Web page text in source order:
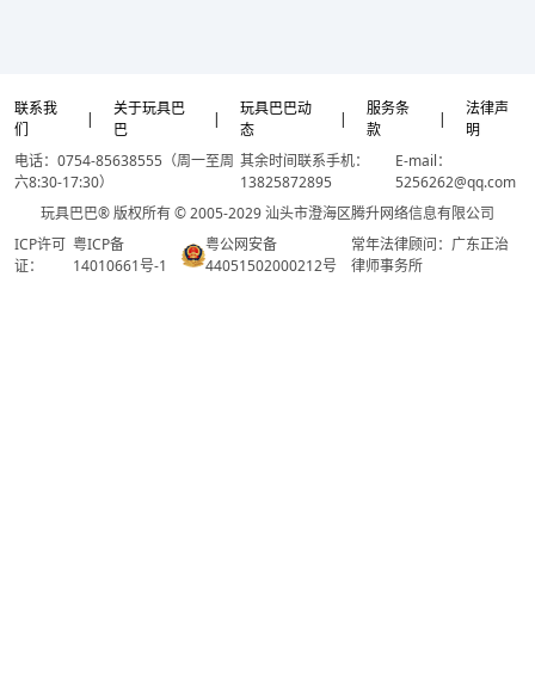
联系我
们
|
关于玩具巴
巴
|
玩具巴巴动
态
|
服务条
款
|
法律声
明
电话：0754-85638555（周一至周
六8:30-17:30）
其余时间联系手机：
13825872895
E-mail：
5256262@qq.com
玩具巴巴® 版权所有 © 2005-2029 汕头市澄海区腾升网络信息有限公司
ICP许可
证：
粤ICP备
14010661号-1
粤公网安备
44051502000212号
常年法律顾问：广东正治
律师事务所